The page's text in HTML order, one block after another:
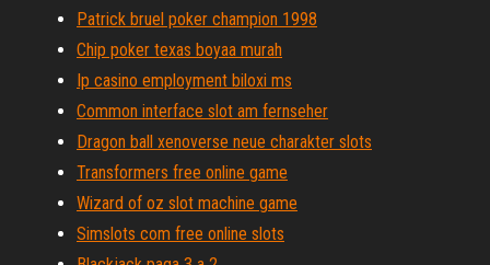
Patrick bruel poker champion 1998
Chip poker texas boyaa murah
Ip casino employment biloxi ms
Common interface slot am fernseher
Dragon ball xenoverse neue charakter slots
Transformers free online game
Wizard of oz slot machine game
Simslots com free online slots